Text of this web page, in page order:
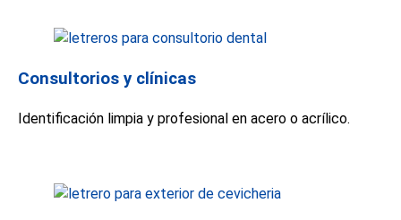
Consultorios y clínicas
Identificación limpia y profesional en acero o acrílico.